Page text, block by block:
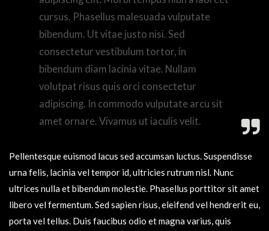
cursus. Phasellus malesuada vulputate
bibendum. Ut vitae justo nisi. Sed
consectetur vestibulum tortor, in
bibendum diam lacinia vitae. Nullam
volutpat risus quis orci consectetur
adipiscing. In commodo vulputate arcu sit
amet ornare. Vivamus ut iaculis velit.
Pellentesque euismod lacus sed accumsan luctus. Suspendisse
urna felis, lacinia vel tempor id, ultricies rutrum nisl. Nunc
ultrices nulla et bibendum molestie. Phasellus porttitor sit amet
libero vel fermentum. Sed sapien risus, eleifend vel hendrerit eu,
porta vel tellus. Duis faucibus odio et magna varius, quis